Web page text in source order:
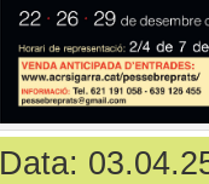
Data: